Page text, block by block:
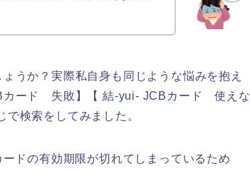
うか？実際私自身も同じような悩みを抱え
カード 失敗】【 結-yui- JCBカード 使えな
検索をしてみました。
ドの有効期限が切れてしまっているため